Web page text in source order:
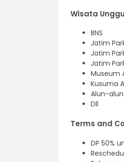
Wisata
BNS
Jatim
Jatim
Jatim
Museum
Kusuma
Alun-
Dll
Terms and
DP 50%